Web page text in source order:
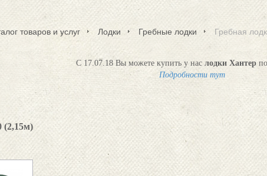
товаров и услуг Лодки Гребные лодки Гребная
С 17.07.18 Вы можете купить у нас лодки Хантер
Подробности тут
(2,15м)